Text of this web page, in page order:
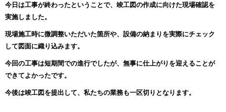
今日は工事が終わったということで、竣工図の作成に向けた現場確認を
実施しました。
現場施工時に微調整いただいた箇所や、設備の納まりを実際にチェック
して図面に織り込みます。
今回の工事は短期間での進行でしたが、無事に仕上がりを迎えることが
できてよかったです。
今後は竣工図を提出して、私たちの業務も一区切りとなります。